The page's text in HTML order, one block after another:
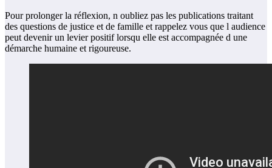
Pour prolonger la réflexion, n oubliez pas les publications traitant
des questions de justice et de famille et rappelez vous que l audience
peut devenir un levier positif lorsqu elle est accompagnée d une
démarche humaine et rigoureuse.